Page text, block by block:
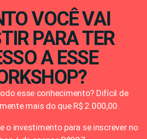
VOCÊ VAI
PARA TER
A ESSE
esse conhecimento? Difícil de
mais do que R$ 2.000,00.
o investimento para se inscrever no